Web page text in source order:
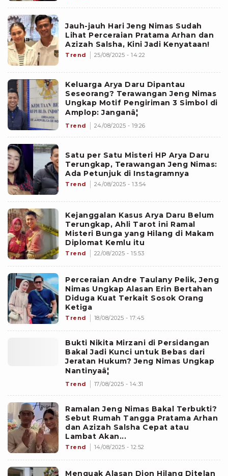
Jauh-jauh Hari Jeng Nimas Sudah
Lihat Perceraian Pratama Arhan dan
Azizah Salsha, Kini Jadi Kenyataan!
Trend 25/08/2025 - 14:22
Keluarga Arya Daru Dipantau
Seseorang? Terawangan Jeng Nimas
Ungkap Motif Pengiriman 3 Simbol di
Amplop: Janganâ¦
Trend 24/08/2025 - 19:26
Satu per Satu Misteri HP Arya Daru
Terungkap, Terawangan Jeng Nimas:
Ada Petunjuk di Instagramnya
Trend 24/08/2025 - 13:54
Kejanggalan Kasus Arya Daru Belum
Terungkap, Ahli Tarot ini Ramal
Misteri Bunga yang Hilang di Makam
Diplomat Kemlu itu
Trend 22/08/2025 - 15:53
Perceraian Andre Taulany Pelik, Jeng
Nimas Ungkap Alasan Erin Bertahan
Diduga Kuat Terkait Sosok Orang
Ketiga
Trend 18/08/2025 - 17:45
Bukti Nikita Mirzani di Persidangan
Bakal Jadi Kunci untuk Bebas dari
Jeratan Hukum? Jeng Nimas Ungkap
Nantinyaâ¦
Trend 17/08/2025 - 14:31
Ramalan Jeng Nimas Bakal Terbukti?
Sebut Rumah Tangga Pratama Arhan
dan Azizah Salsha Cepat atau
Lambat Akan...
Trend 14/08/2025 - 12:52
Menguak Alasan Dion Hilang Ditelan